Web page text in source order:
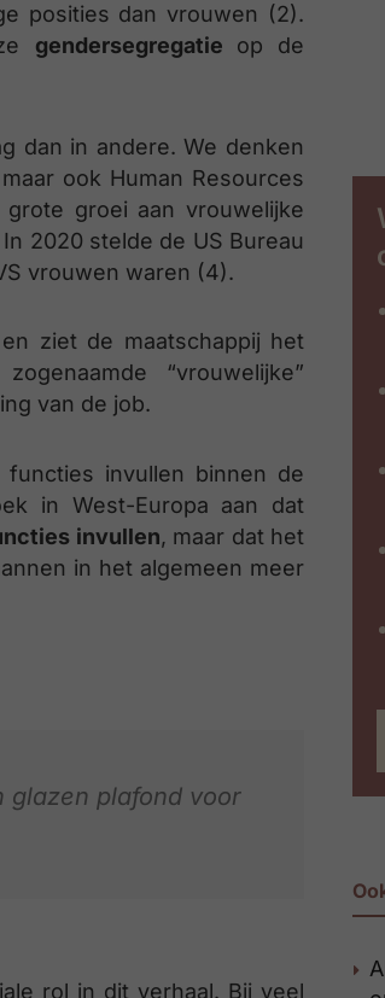
posities dan vrouwen (2).
gendersegregatie op de
dan in andere. We denken
ook Human Resources
groei aan vrouwelijke
2020 stelde de US Bureau
vrouwen waren (4).
en ziet de maatschappij het
“vrouwelijke”
van de job.
invullen binnen de
in West-Europa aan dat
invullen, maar dat het
in het algemeen meer
glazen plafond voor
rol in dit verhaal. Bij veel